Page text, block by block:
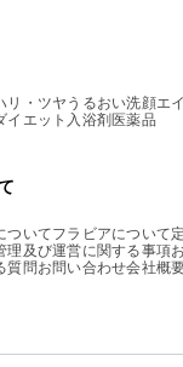
リ・ツヤ うるおい洗顔エ
イエット 入浴剤 医薬品
ついてフラビアについて
理及び運営に関する事項
質問お問い合わせ会社概